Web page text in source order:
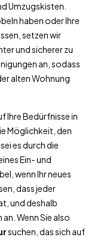
Umzugskisten.
haben oder Ihre
setzen wir
und sicherer zu
an, sodass
alten Wohnung
Ihre Bedürfnisse in
Möglichkeit, den
es durch die
Ein- und
wenn Ihr neues
dass jeder
und deshalb
Wenn Sie also
suchen, das sich auf